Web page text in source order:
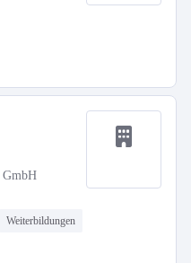
GmbH
Weiterbildungen